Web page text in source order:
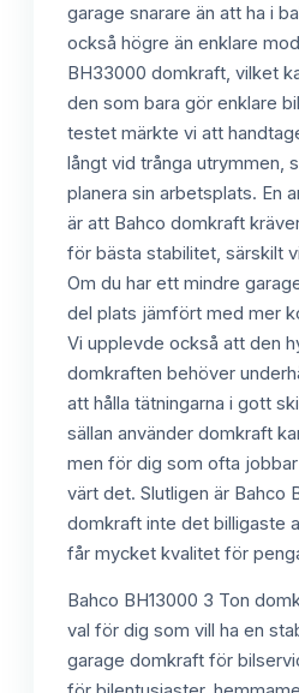
garage snarare än att ha i
också högre än enklare
BH33000 domkraft, vilket
den som bara gör enklare
testet märkte vi att
långt vid trånga utrymmen,
planera sin arbetsplats. En
är att Bahco domkraft
för bästa stabilitet, särskilt
Om du har ett mindre
del plats jämfört med mer
Vi upplevde också att den
domkraften behöver
att hålla tätningarna i gott
sällan använder domkraft
men för dig som ofta
värt det. Slutligen är Bahco
domkraft inte det billigaste
får mycket kvalitet för
Bahco BH13000 3 Ton
val för dig som vill ha en
garage domkraft för